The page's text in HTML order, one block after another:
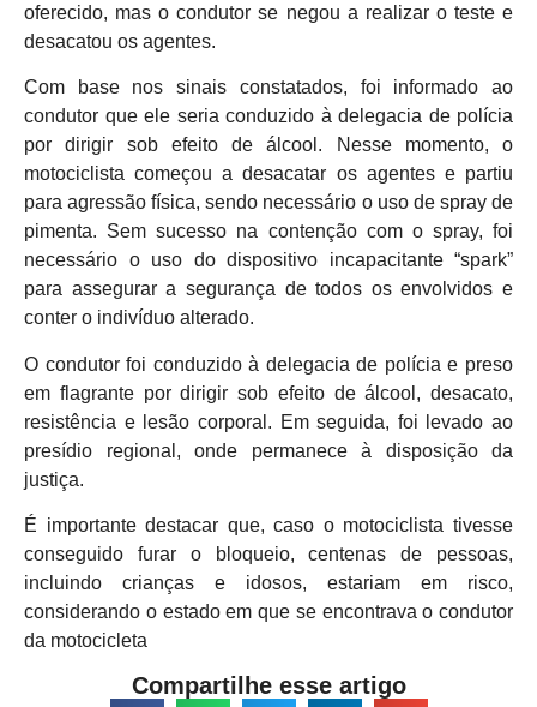
oferecido, mas o condutor se negou a realizar o teste e
desacatou os agentes.
Com base nos sinais constatados, foi informado ao
condutor que ele seria conduzido à delegacia de polícia
por dirigir sob efeito de álcool. Nesse momento, o
motociclista começou a desacatar os agentes e partiu
para agressão física, sendo necessário o uso de spray de
pimenta. Sem sucesso na contenção com o spray, foi
necessário o uso do dispositivo incapacitante “spark”
para assegurar a segurança de todos os envolvidos e
conter o indivíduo alterado.
O condutor foi conduzido à delegacia de polícia e preso
em flagrante por dirigir sob efeito de álcool, desacato,
resistência e lesão corporal. Em seguida, foi levado ao
presídio regional, onde permanece à disposição da
justiça.
É importante destacar que, caso o motociclista tivesse
conseguido furar o bloqueio, centenas de pessoas,
incluindo crianças e idosos, estariam em risco,
considerando o estado em que se encontrava o condutor
da motocicleta
Compartilhe esse artigo